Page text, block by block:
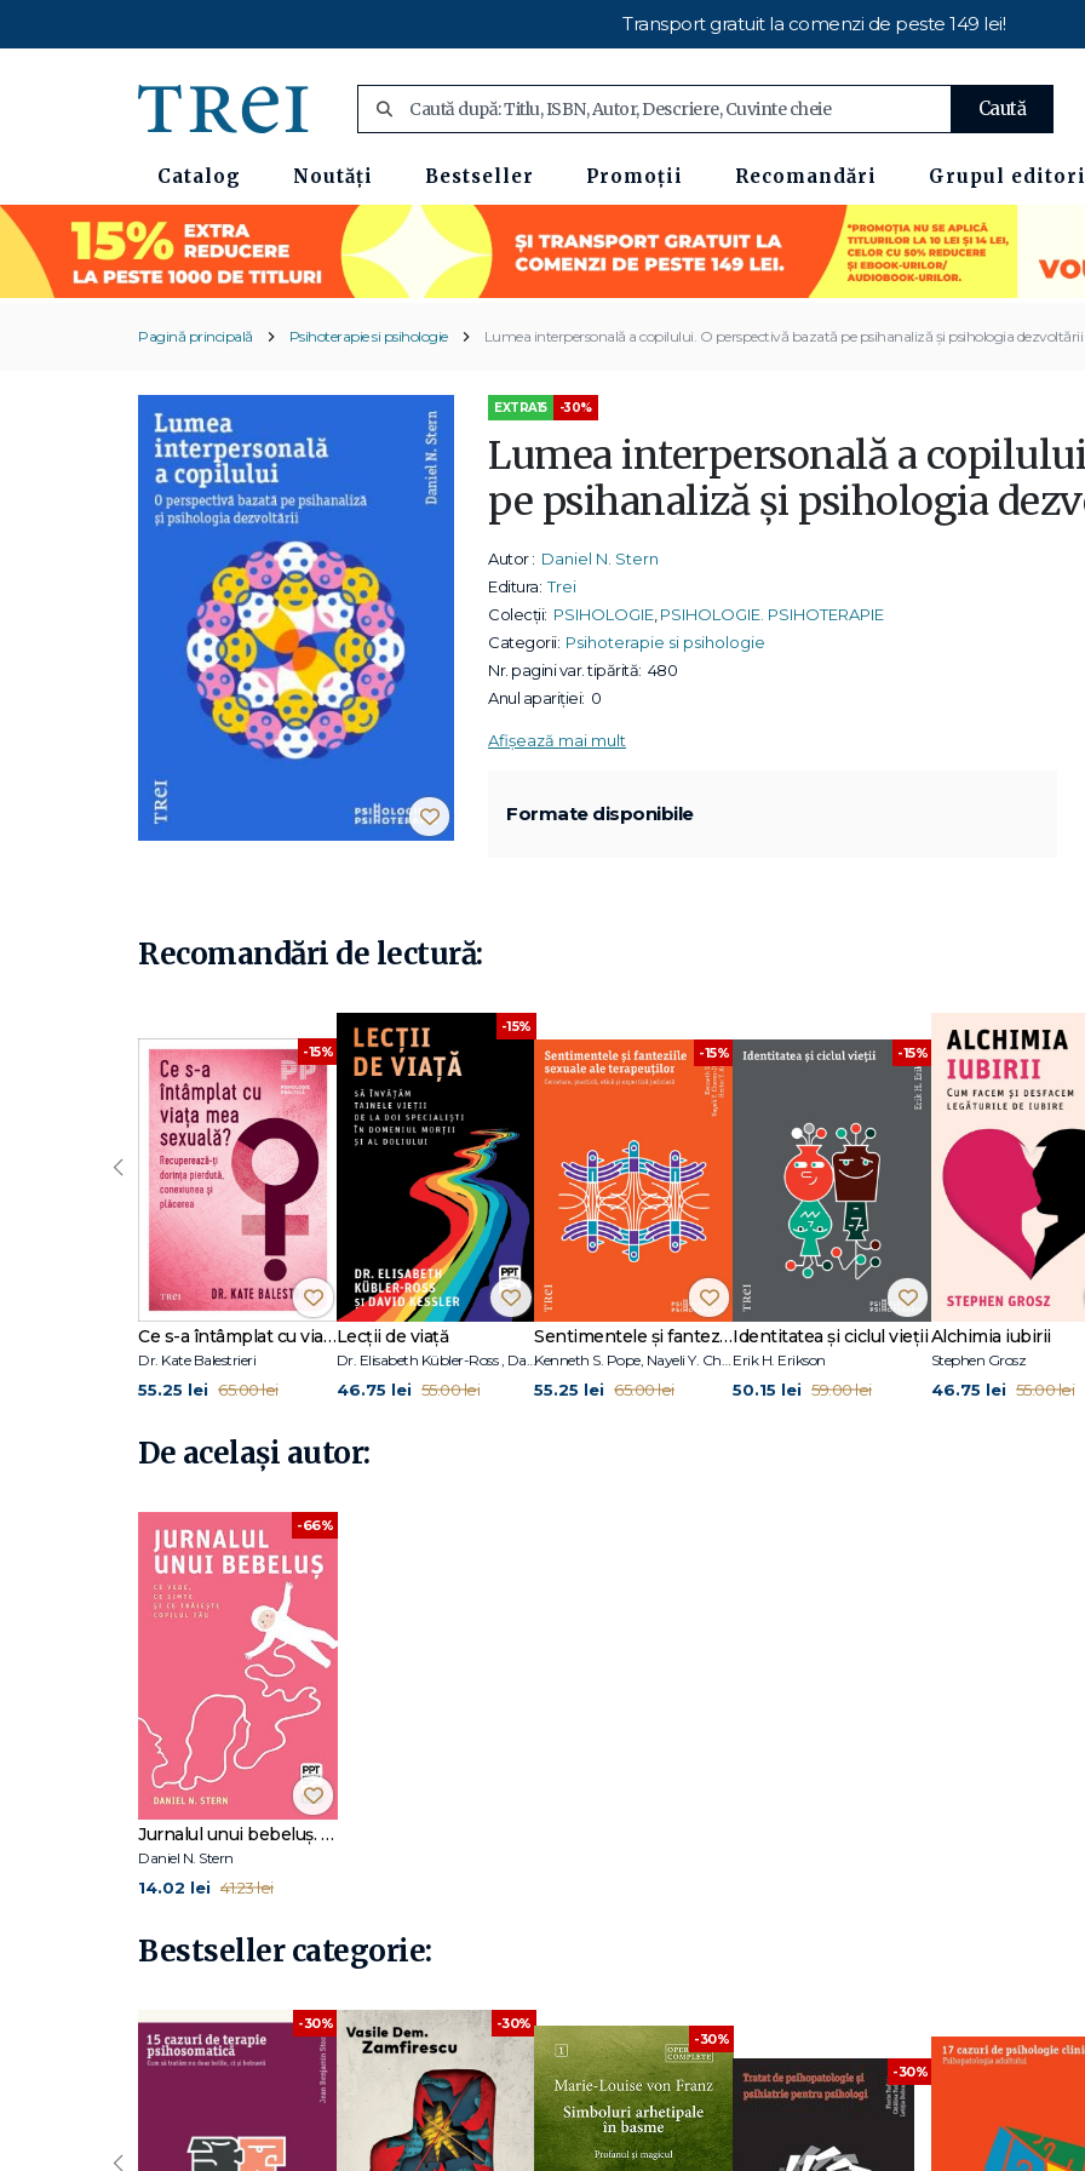
Transport gratuit la comenzi de peste 149 lei!
Caută
Catalog Noutăți Bestseller Promoții Recomandări Grupul
Pagină principală Psihoterapie si psihologie Lumea interpersonală a copilului. O perspectivă bazată pe psihanaliză și psihologia dezvoltării
EXTRA15 -30%
Lumea interpersonală a
pe psihanaliză și psihologia
Autor : Daniel N. Stern
Editura: Trei
Colecții: PSIHOLOGIE, PSIHOLOGIE. PSIHOTERAPIE
Categorii: Psihoterapie si psihologie
Nr. pagini var. tipărită: 480
Anul apariției: 0
Afișează mai mult
Formate disponibile
Recomandări de lectură:
-15%
Ce s-a întâmplat cu viața mea sexuală?
Dr. Kate Balestrieri
55.25 lei 65.00 lei
-15%
Lecții de viață
Dr. Elisabeth Kübler-Ross , David Kessler
46.75 lei 55.00 lei
-15%
Sentimentele și fanteziile sexuale ale terapeuților
55.25 lei 65.00 lei
-15%
Identitatea și ciclul vieții
Erik H. Erikson
50.15 lei 59.00 lei
Alchimia iubirii
Stephen Grosz
46.75 lei 55.00 lei
‹
De același autor:
-66%
Jurnalul unui bebeluș. Ce vede, ce simte și ce trăiește copilul tău
Daniel N. Stern
14.02 lei 41.23 lei
Bestseller categorie:
-30%
-30%
-30%
-30%
‹